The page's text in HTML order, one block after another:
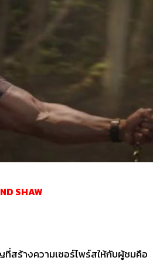
SHAW
สร้างความเซอร์ไพร์สให้กับผู้ชมคือ